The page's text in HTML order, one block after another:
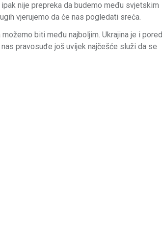
nije prepreka da budemo među svjetskim
vjerujemo da će nas pogledati sreća.
biti među najboljim. Ukrajina je i pored
pravosuđe još uvijek najčešće služi da se